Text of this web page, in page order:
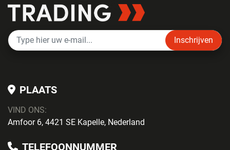
Inschrijven
PLAATS
VIND ONS:
Amfoor 6, 4421 SE Kapelle, Nederland
TELEFOONNUMMER